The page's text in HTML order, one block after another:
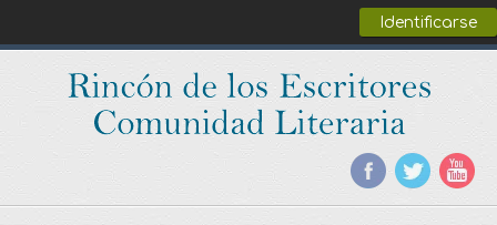
Identificarse